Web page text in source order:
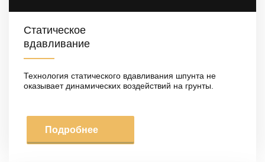
Статическое
вдавливание
Технология статического вдавливания шпунта не
оказывает динамических воздействий на грунты.
Подробнее